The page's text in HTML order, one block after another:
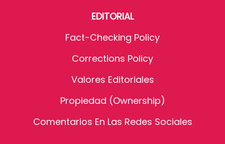
EDITORIAL
Fact-Checking Policy
Corrections Policy
Valores Editoriales
Propiedad (Ownership)
Comentarios En Las Redes Sociales